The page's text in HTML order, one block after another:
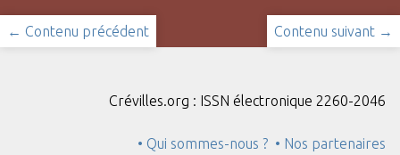
← Contenu précédent Contenu suivant →
Crévilles.org : ISSN électronique 2260-2046
• Qui sommes-nous ? • Nos partenaires